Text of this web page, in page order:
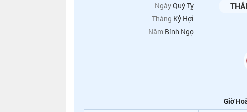
NgàyQuý Tỵ
Tháng Kỷ Hợi
Năm Bính Ngọ
Giờ